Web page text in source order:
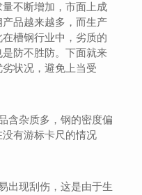
不断增加，市面上成
品越来越多，而生产
槽钢行业中，劣质的
防不胜防。下面就来
状况，避免上当受
含杂质多，钢的密度偏
有游标卡尺的情况
出现刮伤，这是由于生